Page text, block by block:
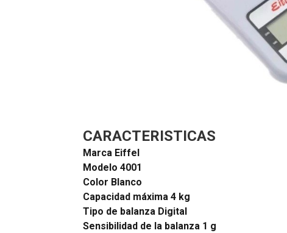
CARACTERISTICAS
Marca Eiffel
Modelo 4001
Color Blanco
Capacidad máxima 4 kg
Tipo de balanza Digital
Sensibilidad de la balanza 1 g